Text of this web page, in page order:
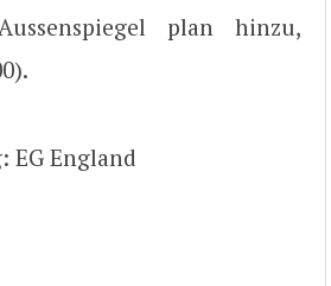
plan hinzu,
EG England